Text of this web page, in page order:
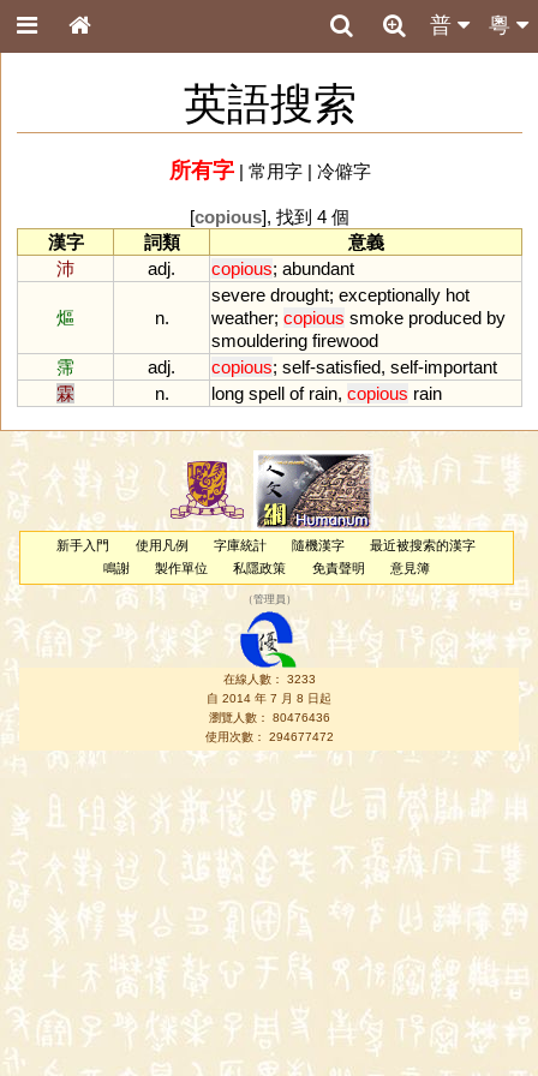
粵
普
英語搜索
所有字| 常用字| 冷僻字
[copious], 找到 4 個
漢字
詞類
意義
沛
adj. copious; abundant
熰 n.
severe drought; exceptionally hot
weather; copious smoke produced by
smouldering firewood
霈
adj. copious; self-satisfied, self-important
霖
n. long spell of rain, copious rain
新手入門 使用凡例 字庫統計 隨機漢字
最近被搜索的漢字
鳴謝
製作單位 私隱政策 免責聲明 意見簿
（管理員 ）
在線人數： 3233
自 2014 年 7 月 8 日起
瀏覽人數： 80476436
使用次數： 294677472